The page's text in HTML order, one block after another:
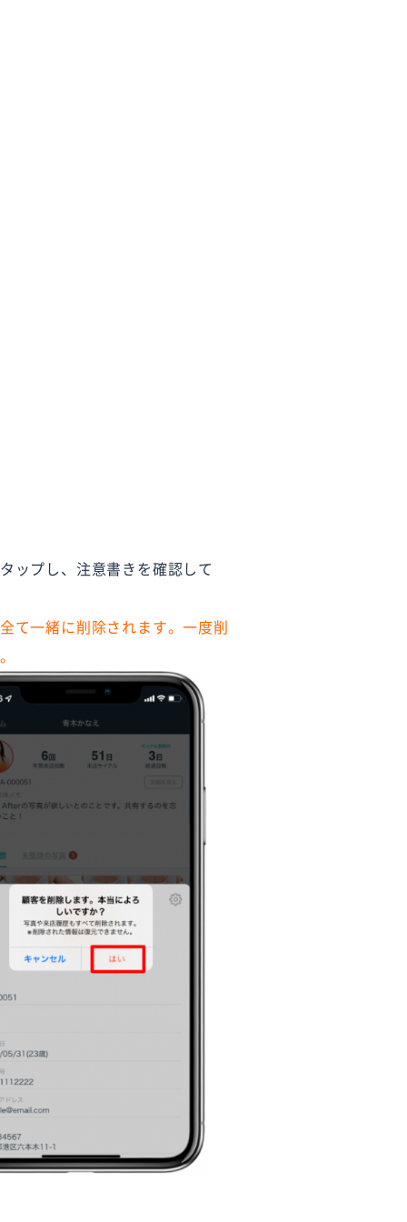
ップし、注意書きを確認して
て一緒に削除されます。一度削